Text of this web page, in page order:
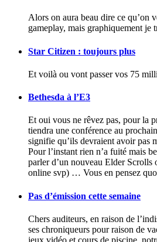
Alors on aura beau dire ce qu’on
gameplay, mais graphiquement je
Star Citizen : toujours plus
Et voilà ou vont passer vos 75
Bethesda à l’E3
Et oui vous ne rêvez pas, pour la
tiendra une conférence au
signifie qu’ils devraient avoir pas
Pour l’instant rien n’a fuité mais
parler d’un nouveau Elder Scrolls
online svp) … Vous en pensez
Pas d’émission cette semaine
Chers auditeurs, en raison de
ses chroniqueurs pour raison de
jeux vidéo et cours de piscine,